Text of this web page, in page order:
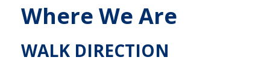
Where We Are
WALK DIRECTION